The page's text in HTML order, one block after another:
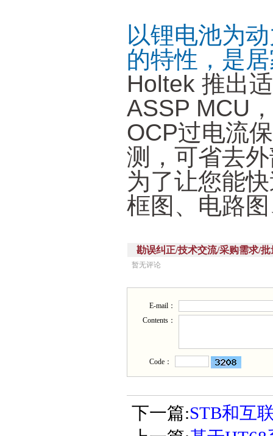
以锂电池为
的特性，是
Holtek 推出
ASSP MCU
OCP过电流
测，可省去
为了让您能
框图、电路
勘误纠正/技术交流/采购需求/批
暂无评论
E-mail：
Contents：
Code：
下一篇:STB和互